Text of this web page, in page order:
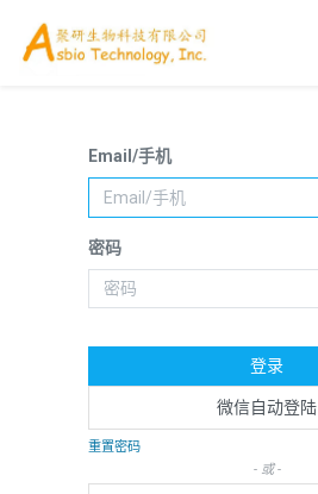
Email/手机
密码
登录
微信自动登陆
重置密码
- 或 -